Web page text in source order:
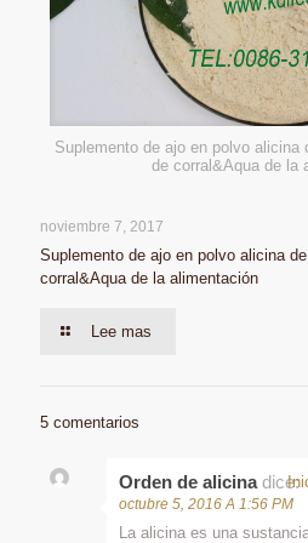
Suplemento de ajo en polvo alicina
de corral&Aqua de la
noviembre 7, 2017
Suplemento de ajo en polvo alicina
corral&Aqua de la alimentación
Lee mas
5 comentarios
Orden de alicina dice:
octubre 5, 2016 A 1:56 PM
La alicina es una